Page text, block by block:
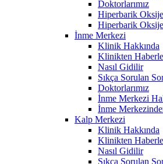
Doktorlarımız
Hiperbarik
Hiperbarik
İnme Merkezi
Klinik Hakkında
Klinikten
Nasıl Gidilir
Sıkça Sorulan
Doktorlarımız
İnme Merkezi
İnme
Kalp Merkezi
Klinik Hakkında
Klinikten
Nasıl Gidilir
Sıkça Sorulan